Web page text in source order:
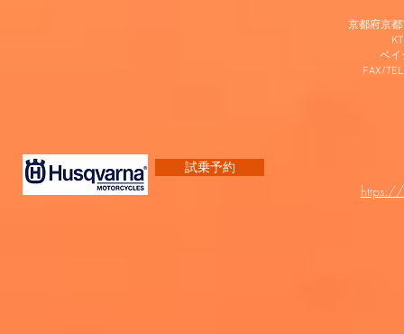
京都府京
ベイ
FAX/
試乗予約
https://